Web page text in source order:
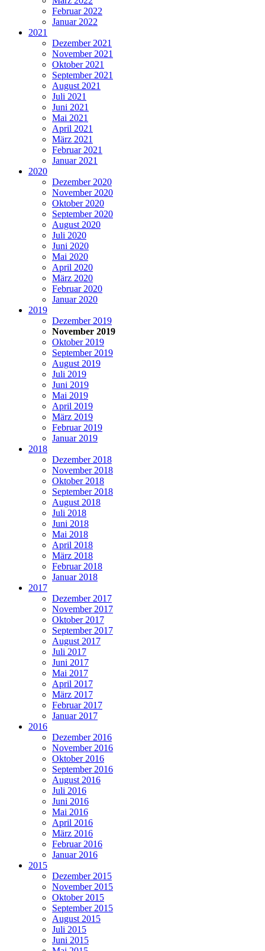
Februar 2022
Januar 2022
2021
Dezember 2021
November 2021
Oktober 2021
September 2021
August 2021
Juli 2021
Juni 2021
Mai 2021
April 2021
März 2021
Februar 2021
Januar 2021
2020
Dezember 2020
November 2020
Oktober 2020
September 2020
August 2020
Juli 2020
Juni 2020
Mai 2020
April 2020
März 2020
Februar 2020
Januar 2020
2019
Dezember 2019
November 2019
Oktober 2019
September 2019
August 2019
Juli 2019
Juni 2019
Mai 2019
April 2019
März 2019
Februar 2019
Januar 2019
2018
Dezember 2018
November 2018
Oktober 2018
September 2018
August 2018
Juli 2018
Juni 2018
Mai 2018
April 2018
März 2018
Februar 2018
Januar 2018
2017
Dezember 2017
November 2017
Oktober 2017
September 2017
August 2017
Juli 2017
Juni 2017
Mai 2017
April 2017
März 2017
Februar 2017
Januar 2017
2016
Dezember 2016
November 2016
Oktober 2016
September 2016
August 2016
Juli 2016
Juni 2016
Mai 2016
April 2016
März 2016
Februar 2016
Januar 2016
2015
Dezember 2015
November 2015
Oktober 2015
September 2015
August 2015
Juli 2015
Juni 2015